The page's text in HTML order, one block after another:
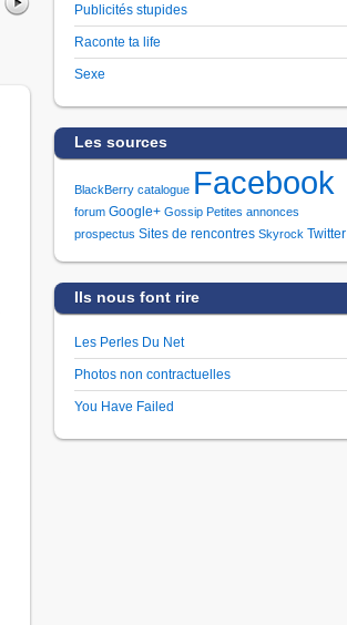
Publicités stupides
Raconte ta life
Sexe
Les sources
BlackBerry catalogue Facebook
forum Google+ Gossip Petites annonces
prospectus Sites de rencontres Skyrock Twitter
Ils nous font rire
Les Perles Du Net
Photos non contractuelles
You Have Failed